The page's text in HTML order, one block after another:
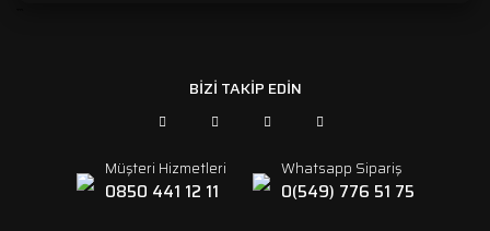
BİZİ TAKİP EDİN
Müşteri Hizmetleri
0850 441 12 11
Whatsapp Sipariş
0(549) 776 51 75